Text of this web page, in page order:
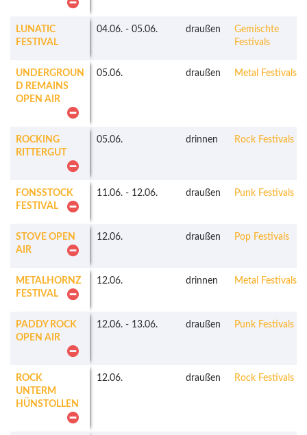
LUNATIC
FESTIVAL
04.06. - 05.06. draußen
Gemischte
Festivals
UNDERGROUN
D REMAINS
OPEN AIR
05.06. draußen Metal Festivals
ROCKING
RITTERGUT
05.06. drinnen Rock Festivals
FONSSTOCK
FESTIVAL
11.06. - 12.06. draußen Punk Festivals
STOVE OPEN
AIR
12.06. draußen Pop Festivals
METALHORNZ
FESTIVAL
12.06. drinnen Metal Festivals
PADDY ROCK
OPEN AIR
12.06. - 13.06. draußen Punk Festivals
ROCK
UNTERM
HÜNSTOLLEN
12.06. draußen Rock Festivals